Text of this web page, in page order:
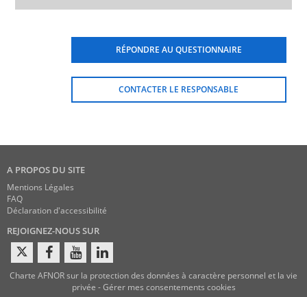
RÉPONDRE AU QUESTIONNAIRE
CONTACTER LE RESPONSABLE
A PROPOS DU SITE
Mentions Légales
FAQ
Déclaration d'accessibilité
REJOIGNEZ-NOUS SUR
Charte AFNOR sur la protection des données à caractère personnel et la vie
privée -Gérer mes consentements cookies